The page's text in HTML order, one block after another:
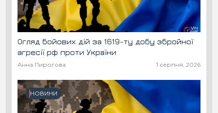
Огляд бойових дій за 1619-ту добу збройної
агресії рф проти України
Анна Пирогова 1 серпня, 2026
НОВИНИ